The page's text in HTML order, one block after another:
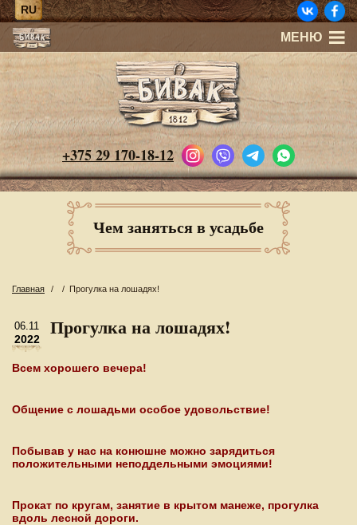
RU
+375 29 170-18-12
МЕНЮ
Чем заняться в усадьбе
Главная / / Прогулка на лошадях!
06.11
2022 Прогулка на лошадях!
Всем хорошего вечера!
Общение с лошадьми особое удовольствие!
Побывав у нас на конюшне можно зарядиться
положительными неподдельными эмоциями!
Прокат по кругам, занятие в крытом манеже, прогулка
вдоль лесной дороги.